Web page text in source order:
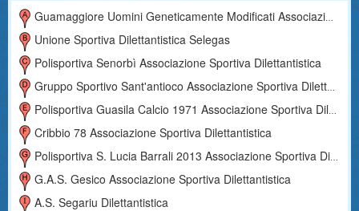
Guamaggiore Uomini Geneticamente Modificati Associazione Sportiva Dilettantistica
Unione Sportiva Dilettantistica Selegas
Polisportiva Senorbì Associazione Sportiva Dilettantistica
Gruppo Sportivo Sant'antioco Associazione Sportiva Dilettantistica
Polisportiva Guasila Calcio 1971 Associazione Sportiva Dilettantistica
Cribbio 78 Associazione Sportiva Dilettantistica
Polisportiva S. Lucia Barrali 2013 Associazione Sportiva Dilettantistica
G.a.s. Gesico Associazione Sportiva Dilettantistica
A.s. Segariu Dilettantistica